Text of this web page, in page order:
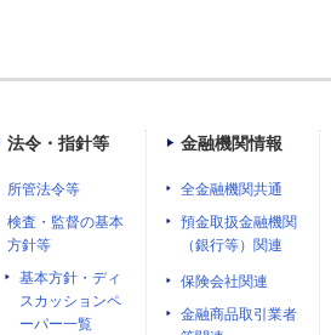
法令・指針等
所管法令等
検査・監督の基本
方針等
基本方針・ディ
スカッションペ
ーパー一覧
金融機関情報
全金融機関共通
預金取扱金融機関
（銀行等）関連
保険会社関連
金融商品取引業者